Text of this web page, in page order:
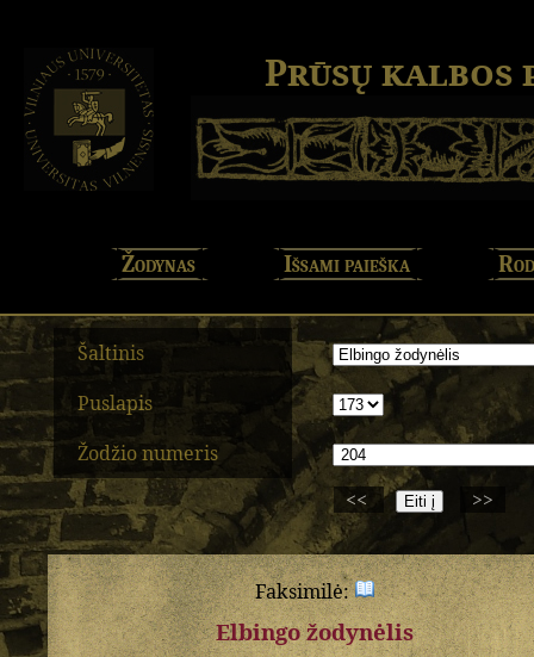
Prūsų kalbos
Žodynas Išsami paieška
Šaltinis
Puslapis
Žodžio numeris
<<
>>
Faksimilė:
Elbingo žodynėlis